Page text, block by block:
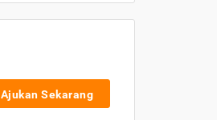
Ajukan Sekarang